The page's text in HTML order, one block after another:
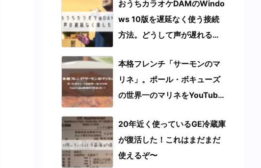
おうちカラオケDAMのWindo
ws 10版を遅延なく使う接続
方法。どうして声が遅れる
本格フレンチ「サーモンのマ
リネ」。ポール・ボキューズ
の世界一のマリネをYouTube
20年近く使っているGE冷蔵庫
が復活した！これはまだまだ
使えるぞ〜